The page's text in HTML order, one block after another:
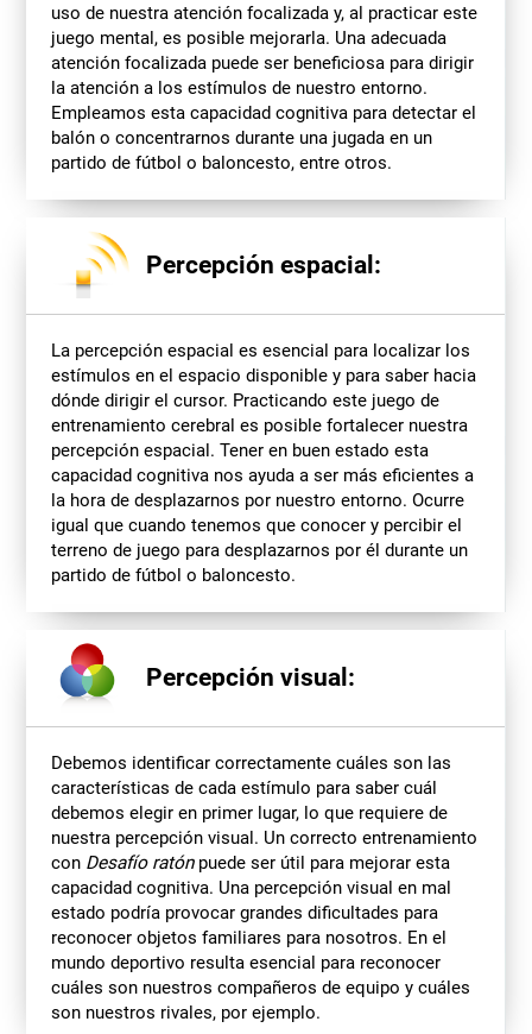
uso de nuestra atención focalizada y, al practicar este
juego mental, es posible mejorarla. Una adecuada
atención focalizada puede ser beneficiosa para dirigir
la atención a los estímulos de nuestro entorno.
Empleamos esta capacidad cognitiva para detectar el
balón o concentrarnos durante una jugada en un
partido de fútbol o baloncesto, entre otros.
Percepción espacial:
La percepción espacial es esencial para localizar los
estímulos en el espacio disponible y para saber hacia
dónde dirigir el cursor. Practicando este juego de
entrenamiento cerebral es posible fortalecer nuestra
percepción espacial. Tener en buen estado esta
capacidad cognitiva nos ayuda a ser más eficientes a
la hora de desplazarnos por nuestro entorno. Ocurre
igual que cuando tenemos que conocer y percibir el
terreno de juego para desplazarnos por él durante un
partido de fútbol o baloncesto.
Percepción visual:
Debemos identificar correctamente cuáles son las
características de cada estímulo para saber cuál
debemos elegir en primer lugar, lo que requiere de
nuestra percepción visual. Un correcto entrenamiento
con Desafío ratónpuede ser útil para mejorar esta
capacidad cognitiva. Una percepción visual en mal
estado podría provocar grandes dificultades para
reconocer objetos familiares para nosotros. En el
mundo deportivo resulta esencial para reconocer
cuáles son nuestros compañeros de equipo y cuáles
son nuestros rivales, por ejemplo.